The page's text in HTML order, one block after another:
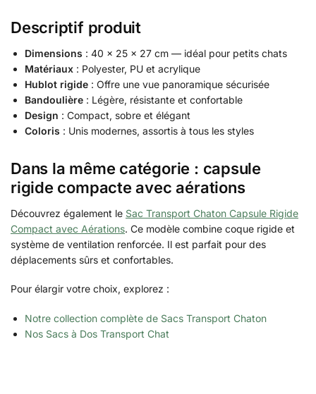
Descriptif produit
Dimensions : 40 × 25 × 27 cm — idéal pour petits chats
Matériaux : Polyester, PU et acrylique
Hublot rigide : Offre une vue panoramique sécurisée
Bandoulière : Légère, résistante et confortable
Design : Compact, sobre et élégant
Coloris : Unis modernes, assortis à tous les styles
Dans la même catégorie : capsule
rigide compacte avec aérations
Découvrez également le Sac Transport Chaton Capsule Rigide
Compact avec Aérations. Ce modèle combine coque rigide et
système de ventilation renforcée. Il est parfait pour des
déplacements sûrs et confortables.
Pour élargir votre choix, explorez :
Notre collection complète de Sacs Transport Chaton
Nos Sacs à Dos Transport Chat